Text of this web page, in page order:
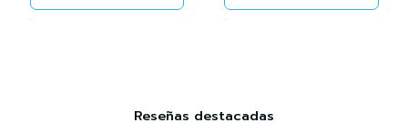
Reseñas destacadas